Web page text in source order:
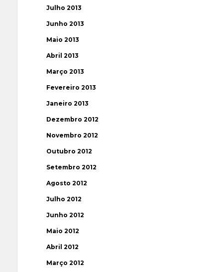
Julho 2013
Junho 2013
Maio 2013
Abril 2013
Março 2013
Fevereiro 2013
Janeiro 2013
Dezembro 2012
Novembro 2012
Outubro 2012
Setembro 2012
Agosto 2012
Julho 2012
Junho 2012
Maio 2012
Abril 2012
Março 2012